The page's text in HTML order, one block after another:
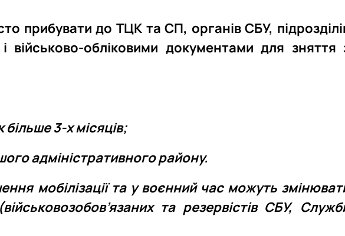
прибувати до ТЦК та СП, органів СБУ,
обліковими документами для зняття
3-х місяців;
адміністративного району.
мобілізації та у воєнний час можуть
та резервістів СБУ,